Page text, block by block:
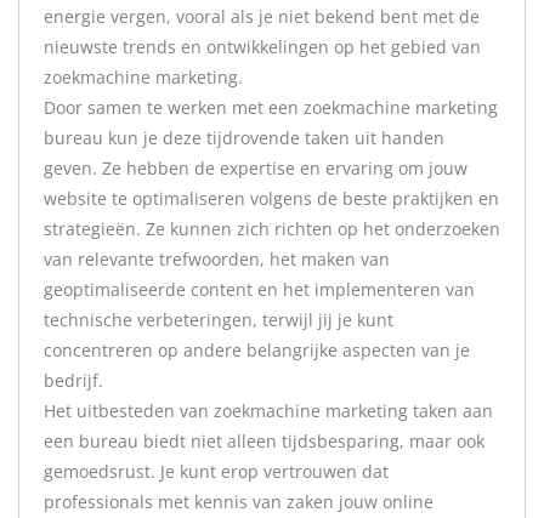
energie vergen, vooral als je niet bekend bent met de
nieuwste trends en ontwikkelingen op het gebied van
zoekmachine marketing.
Door samen te werken met een zoekmachine marketing
bureau kun je deze tijdrovende taken uit handen
geven. Ze hebben de expertise en ervaring om jouw
website te optimaliseren volgens de beste praktijken en
strategieën. Ze kunnen zich richten op het onderzoeken
van relevante trefwoorden, het maken van
geoptimaliseerde content en het implementeren van
technische verbeteringen, terwijl jij je kunt
concentreren op andere belangrijke aspecten van je
bedrijf.
Het uitbesteden van zoekmachine marketing taken aan
een bureau biedt niet alleen tijdsbesparing, maar ook
gemoedsrust. Je kunt erop vertrouwen dat
professionals met kennis van zaken jouw online